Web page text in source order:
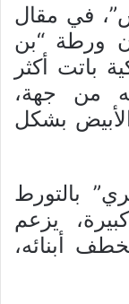
في مقال
ورطة “بن
باتت أكثر
من جهة،
بشكل
بالتورط
يزعم
أبنائه،